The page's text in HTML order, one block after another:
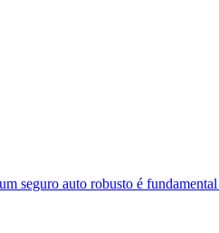
seguro auto robusto é